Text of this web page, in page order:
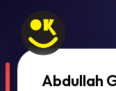
Abdullah